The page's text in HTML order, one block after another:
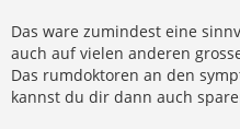
Das ware zumindest eine
auch auf vielen anderen
Das rumdoktoren an den
kannst du dir dann auch